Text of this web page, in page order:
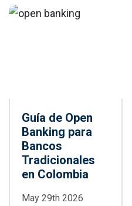
mejor decisión
para tu proyecto.
Guía de Open
Banking para
Bancos
Tradicionales
en Colombia
May 29th 2026